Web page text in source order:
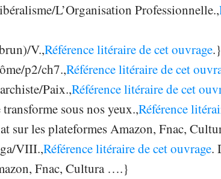
L’Organisation Professionnelle.,
V.,Référence litéraire de cet ouvrage.}
p2/ch7.,Référence litéraire de cet
Paix.,Référence litéraire de cet
sous nos yeux.,Référence
sur les plateformes Amazon, Fnac,
VIII.,Référence litéraire de cet ouvrage.
Fnac, Cultura ….}